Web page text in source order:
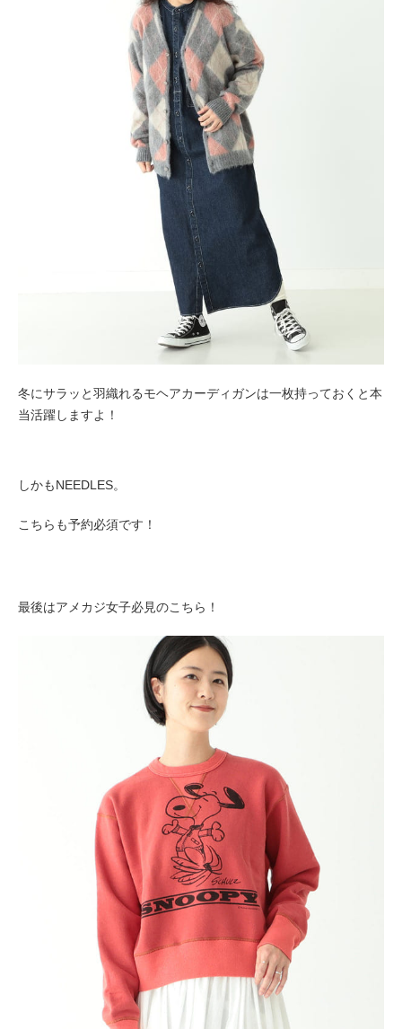
冬にサラッと羽織れるモヘアカーディガンは一枚持っておくと本
当活躍しますよ！
しかもNEEDLES。
こちらも予約必須です！
最後はアメカジ女子必見のこちら！